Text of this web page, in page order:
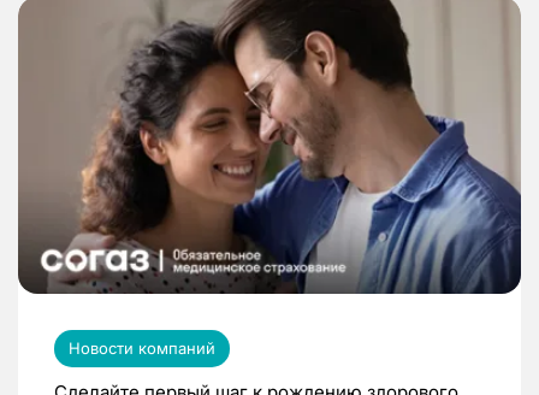
Новости компаний